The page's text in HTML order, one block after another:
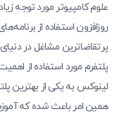
علوم کامپیوتر مورد توجه
روزافزون استفاده از
پرتقاضاترین مشاغل در
پلتفرم مورد استفاده از
لینوکس به یکی از بهترین